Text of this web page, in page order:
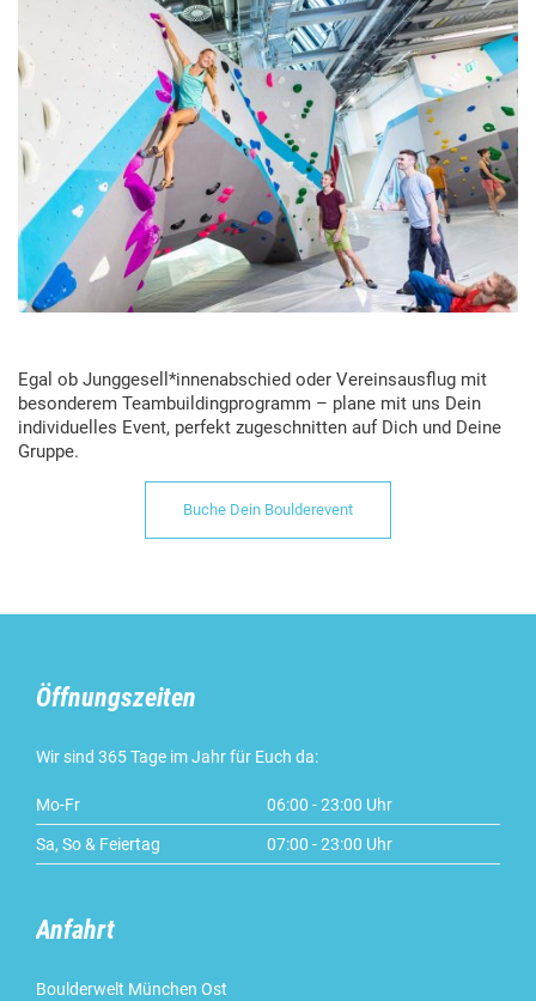
Egal ob Junggesell*innenabschied oder Vereinsausflug mit
besonderem Teambuildingprogramm – plane mit uns Dein
individuelles Event, perfekt zugeschnitten auf Dich und Deine
Gruppe.
Buche Dein Boulderevent
Öffnungszeiten
Wir sind 365 Tage im Jahr für Euch da:
Mo-Fr 06:00 - 23:00 Uhr
Sa, So & Feiertag 07:00 - 23:00 Uhr
Anfahrt
Boulderwelt München Ost